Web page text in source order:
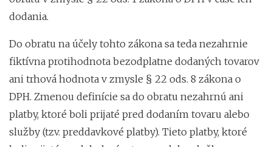
dodania.
Do obratu na účely tohto zákona sa teda nezahrnie
fiktívna protihodnota bezodplatne dodaných tovarov
ani trhová hodnota v zmysle § 22 ods. 8 zákona o
DPH. Zmenou definície sa do obratu nezahrnú ani
platby, ktoré boli prijaté pred dodaním tovaru alebo
služby (tzv. preddavkové platby). Tieto platby, ktoré